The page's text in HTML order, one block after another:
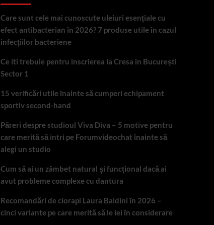
Care sunt cele mai cunoscute uleiuri esențiale cu
efect antibacterian în 2026? 7 produse utile în cazul
infecțiilor bacteriene
Ce iti trebuie pentru inscrierea la Cresa in București
Sector 1
15 verificări utile înainte să cumperi echipament
sportiv second-hand
Păreri despre studioul Viva Diva – 5 motive pentru
care merită să intri pe Forumvideochat înainte să
alegi un studio
Cum să ai un zâmbet natural și funcțional dacă ai
avut probleme complexe cu dantura
Recomandări de ciorapi Laura Baldini în 2026 –
cinci variante pe care merită să le iei în considerare